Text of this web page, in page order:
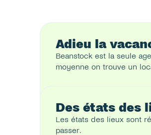
Adieu la
Beanstock est la seule
moyenne on trouve un
Notre secret ? Un
Mettre mon bien en
Des états des
Les états des lieux sont
passer.